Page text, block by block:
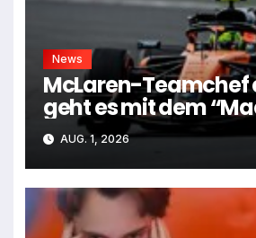
News
McLaren-Teamchef
geht es mit dem
Flügel weiter
AUG. 1, 2026